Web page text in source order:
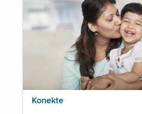
Konekte